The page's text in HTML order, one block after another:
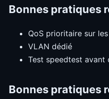
Bonnes pratiques
QoS prioritaire sur
VLAN dédié
Test speedtest avant
Bonnes pratiques